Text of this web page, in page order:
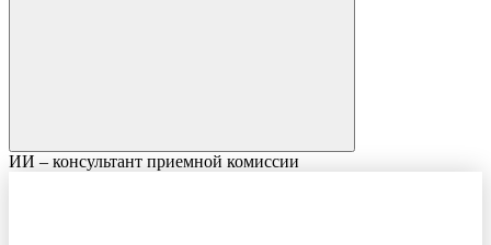
ИИ – консультант приемной комиссии